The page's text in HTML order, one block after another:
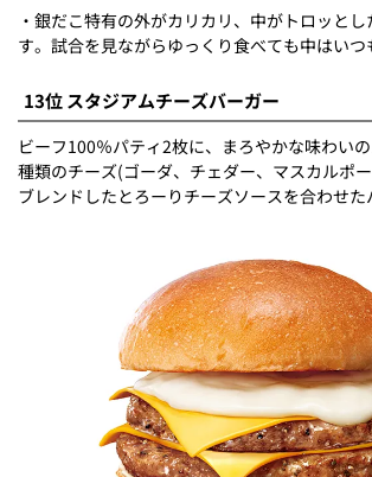
・銀だこ特有の外がカリカリ、中がトロッと
す。試合を見ながらゆっくり食べても中はいつ
13位 スタジアムチーズバーガー
ビーフ100％パティ2枚に、まろやかな味わい
種類のチーズ(ゴーダ、チェダー、マスカルポ
ブレンドしたとろーりチーズソースを合わせた